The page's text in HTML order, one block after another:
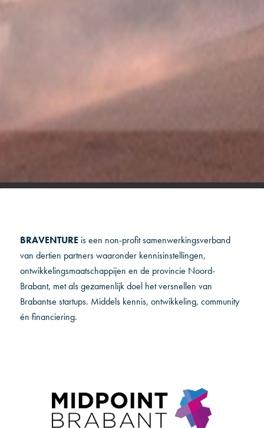
BRAVENTURE is een non-profit samenwerkingsverband
van dertien partners waaronder kennisinstellingen,
ontwikkelingsmaatschappijen en de provincie Noord-
Brabant, met als gezamenlijk doel het versnellen van
Brabantse startups. Middels kennis, ontwikkeling, community
én financiering.